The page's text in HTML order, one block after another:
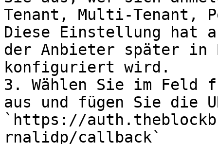
Tenant, Multi-Tenant,
Diese Einstellung hat
der Anbieter später in
konfiguriert wird.
3. Wählen Sie im Feld
aus und fügen Sie die
`https://
rnalidp/callback`